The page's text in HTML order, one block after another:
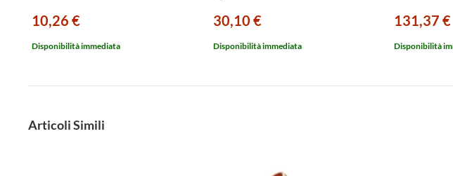
10,26 €
Disponibilità immediata
30,10 €
Disponibilità immediata
131,37 €
Disponibilità
Articoli Simili